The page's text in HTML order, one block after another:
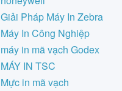
Giải Pháp Máy In Zebra
Máy In Công Nghiệp
máy in mã vạch Godex
MÁY IN TSC
Mực in mã vạch